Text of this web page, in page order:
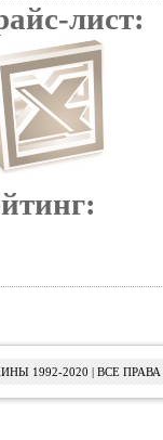
лист:
1992-2020 | ВСЕ